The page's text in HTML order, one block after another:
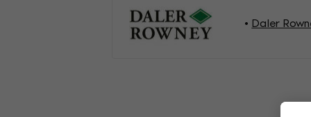
Daler